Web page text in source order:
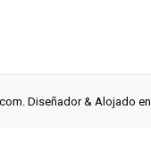
Diseñador & Alojado en